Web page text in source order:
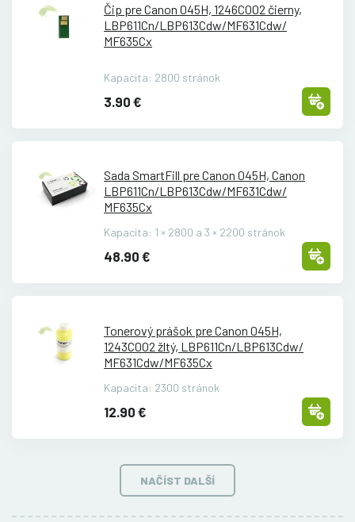
Čip pre Canon 045H, 1246C002 čierny,
LBP611Cn/LBP613Cdw/MF631Cdw/
MF635Cx
Kapacita: 2800 stránok
3.90 €
Sada SmartFill pre Canon 045H, Canon
LBP611Cn/LBP613Cdw/MF631Cdw/
MF635Cx
Kapacita: 1 × 2800 a 3 × 2200 stránok
48.90 €
Tonerový prášok pre Canon 045H,
1243C002 žltý, LBP611Cn/LBP613Cdw/
MF631Cdw/MF635Cx
Kapacita: 2300 stránok
12.90 €
NAČÍST DALŠÍ